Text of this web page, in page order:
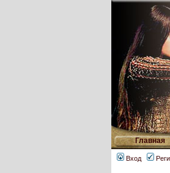
Главная
Вход